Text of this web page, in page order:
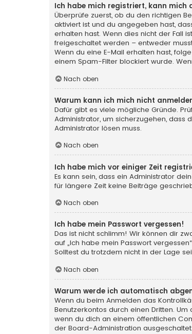
Ich habe mich registriert, kann mich
Überprüfe zuerst, ob du den richtigen
aktiviert ist und du angegeben hast,
erhalten hast. Wenn dies nicht der Fall
freigeschaltet werden – entweder
Wenn du eine E-Mail erhalten hast,
einem Spam-Filter blockiert wurde.
Nach oben
Warum kann ich mich nicht
Dafür gibt es viele mögliche Gründe.
Administrator, um sicherzugehen, dass
Administrator lösen muss.
Nach oben
Ich habe mich vor einiger Zeit
Es kann sein, dass ein Administrator
für längere Zeit keine Beiträge
Nach oben
Ich habe mein Passwort vergessen!
Das ist nicht schlimm! Wir können dir
auf „Ich habe mein Passwort
Solltest du trotzdem nicht in der Lage
Nach oben
Warum werde ich automatisch
Wenn du beim Anmelden das
Benutzerkontos durch einen Dritten.
wenn du dich an einem öffentlichen
der Board-Administration ausgeschaltet.